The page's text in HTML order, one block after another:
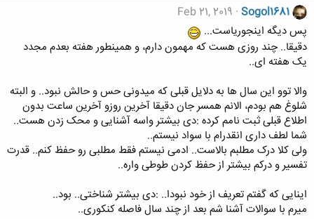
Sogol1681
Feb 21, 2019
پس دیگه اینجوریاست...
دقیقا.. چند روزی هست که مهمون دارم، و همینطور هفته بعدم مجدد
یک هفته ای..
والا توو این سال ها به دلایل قبلی که میدونی حس و حالش نبود.. و البته
شلوغ هم بودم، الانم همسر جان دقیقا آخرین روزو آخرین ساعت بدون
اطلاع قبلی ثبت نامم کرده :دی بیشتر واسه آشنایی و محک زدن هست..
شما لطف داری انقدرام با سواد نیستم..
ولی کلا درک مطلبم بالاست.. ادمی نیستم فقط مطلبی رو حفظ کنم.. قدرت
تفسیر و درکم بیشتر از حفظ کردن طوطی واره..
اینایی که گفتم تعریف از خود نبودا.. :دی بیشتر شناختی.. بود..
میرم با سوالات آشنا شم بعد از چند سال فاصله کنکوری..